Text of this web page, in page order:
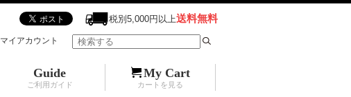
税別5,000円以上送料無料
マイアカウント
Guide
ご利用ガイド
My Cart
カートを見る